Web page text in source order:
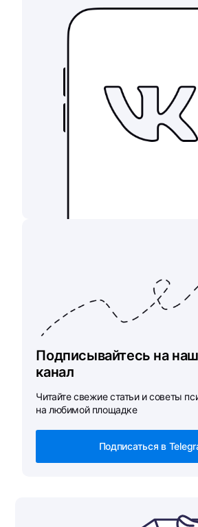
Подписывайтесь на
канал
Читайте свежие статьи и советы
на любимой площадке
Подписаться в